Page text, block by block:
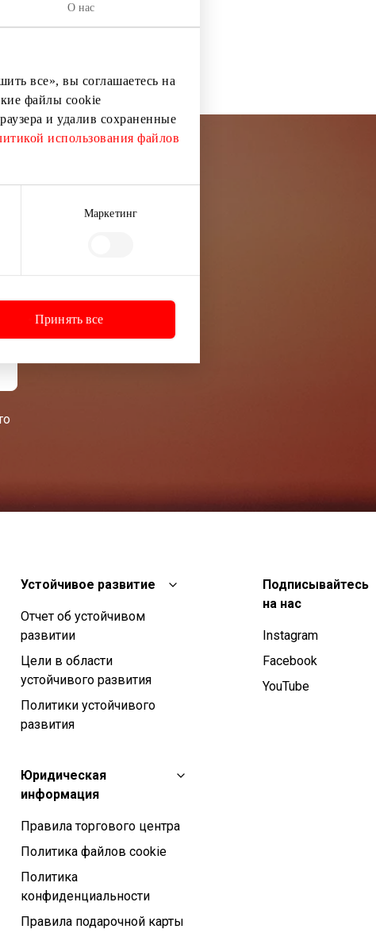
О нас
все», вы соглашаетесь на
файлы cookie
и удалив сохраненные
использования файлов
Маркетинг
Принять все
информации
Устойчивое развитие
Отчет об устойчивом
развитии
Цели в области
устойчивого развития
Политики устойчивого
развития
Юридическая
информация
Правила торгового центра
Политика файлов cookie
Политика
конфиденциальности
Правила подарочной карты
Подписывайтесь
на нас
Instagram
Facebook
YouTube